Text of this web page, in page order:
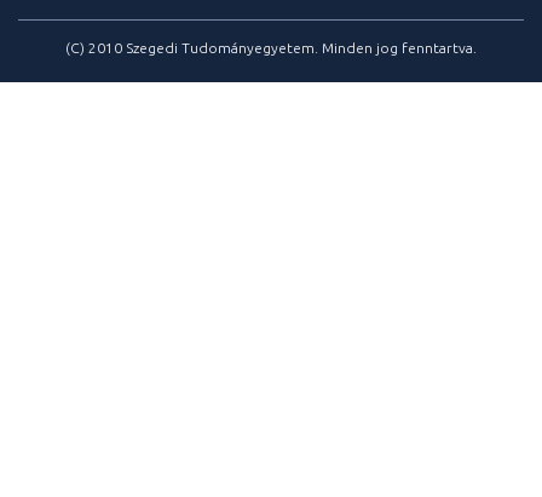
(C) 2010 Szegedi Tudományegyetem. Minden jog fenntartva.